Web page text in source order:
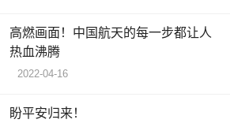
高燃画面！中国航天的每一步都让人
热血沸腾
2022-04-16
盼平安归来！